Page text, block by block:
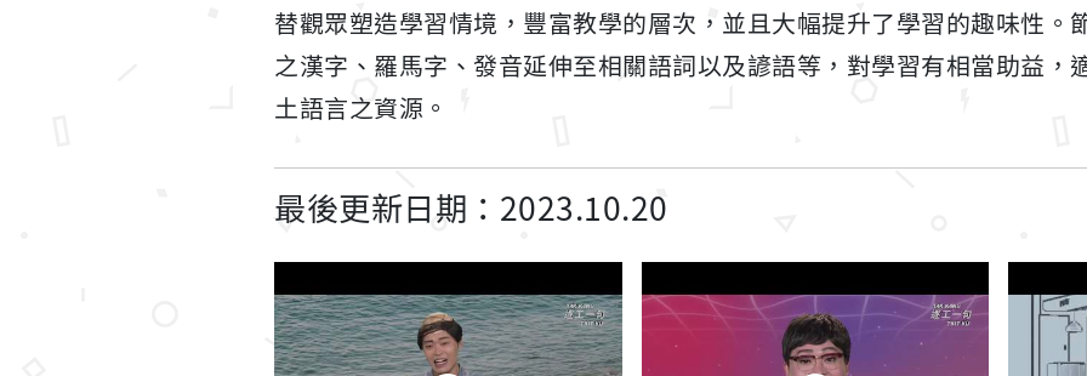
替觀眾塑造學習情境，豐富教學的層次，並且大幅提升了學習的趣味性。
之漢字、羅馬字、發音延伸至相關語詞以及諺語等，對學習有相當助益，
土語言之資源。
最後更新日期：2023.10.20